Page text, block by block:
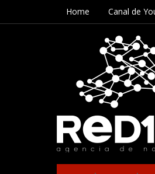
Home Canal de